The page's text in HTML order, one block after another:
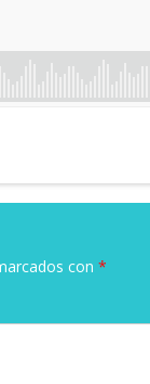
con *